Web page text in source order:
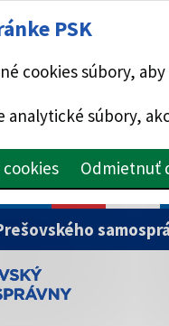
PSK
cookies súbory,
analytické súbory,
Odmietnuť
oficiálna